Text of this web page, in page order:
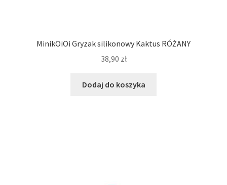
MinikOiOi Gryzak silikonowy Kaktus RÓŻANY
38,90 zł
Dodaj do koszyka